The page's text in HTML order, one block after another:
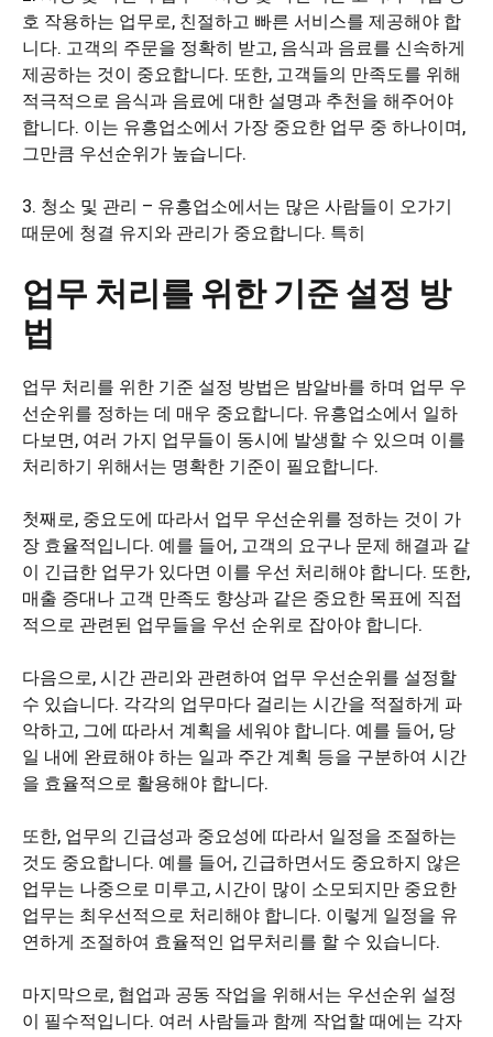
호 작용하는 업무로, 친절하고 빠른 서비스를 제공해야 합
니다. 고객의 주문을 정확히 받고, 음식과 음료를 신속하게
제공하는 것이 중요합니다. 또한, 고객들의 만족도를 위해
적극적으로 음식과 음료에 대한 설명과 추천을 해주어야
합니다. 이는 유흥업소에서 가장 중요한 업무 중 하나이며,
그만큼 우선순위가 높습니다.
3. 청소 및 관리 – 유흥업소에서는 많은 사람들이 오가기
때문에 청결 유지와 관리가 중요합니다. 특히
업무 처리를 위한 기준 설정 방
법
업무 처리를 위한 기준 설정 방법은 밤알바를 하며 업무 우
선순위를 정하는 데 매우 중요합니다. 유흥업소에서 일하
다보면, 여러 가지 업무들이 동시에 발생할 수 있으며 이를
처리하기 위해서는 명확한 기준이 필요합니다.
첫째로, 중요도에 따라서 업무 우선순위를 정하는 것이 가
장 효율적입니다. 예를 들어, 고객의 요구나 문제 해결과 같
이 긴급한 업무가 있다면 이를 우선 처리해야 합니다. 또한,
매출 증대나 고객 만족도 향상과 같은 중요한 목표에 직접
적으로 관련된 업무들을 우선 순위로 잡아야 합니다.
다음으로, 시간 관리와 관련하여 업무 우선순위를 설정할
수 있습니다. 각각의 업무마다 걸리는 시간을 적절하게 파
악하고, 그에 따라서 계획을 세워야 합니다. 예를 들어, 당
일 내에 완료해야 하는 일과 주간 계획 등을 구분하여 시간
을 효율적으로 활용해야 합니다.
또한, 업무의 긴급성과 중요성에 따라서 일정을 조절하는
것도 중요합니다. 예를 들어, 긴급하면서도 중요하지 않은
업무는 나중으로 미루고, 시간이 많이 소모되지만 중요한
업무는 최우선적으로 처리해야 합니다. 이렇게 일정을 유
연하게 조절하여 효율적인 업무처리를 할 수 있습니다.
마지막으로, 협업과 공동 작업을 위해서는 우선순위 설정
이 필수적입니다. 여러 사람들과 함께 작업할 때에는 각자